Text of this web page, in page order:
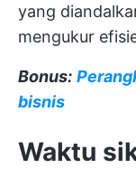
yang
mengukur
Bonus:
bisnis
Waktu